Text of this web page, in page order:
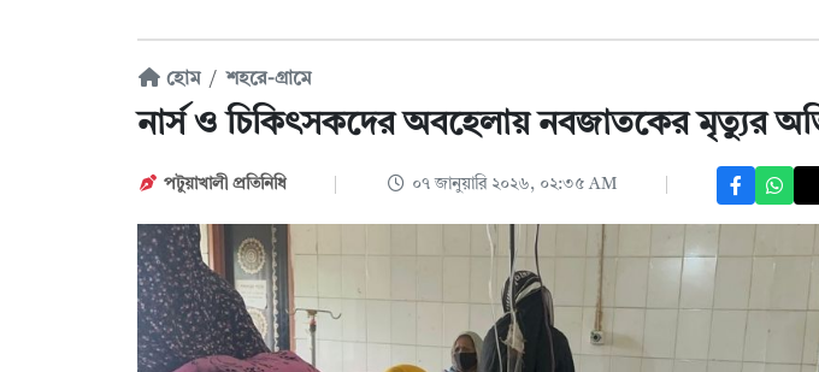
হোম শহরে-গ্রামে
নার্স ও চিকিৎসকদের অবহেলায় নবজাতকের মৃত্যুর
পটুয়াখালী প্রতিনিধি ০৭ জানুয়ারি ২০২৬, ০২:৩৫ AM